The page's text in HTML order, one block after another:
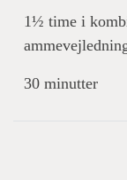
1½ time i
30 minutter